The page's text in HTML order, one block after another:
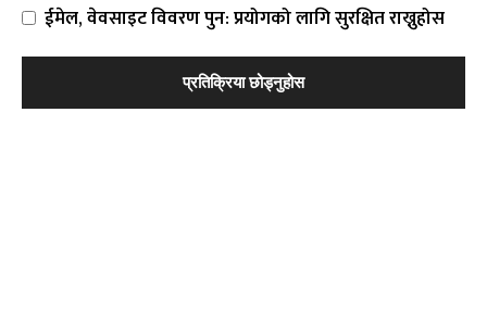
ईमेल, वेवसाइट विवरण पुन: प्रयोगको लागि सुरक्षित राख्नुहोस